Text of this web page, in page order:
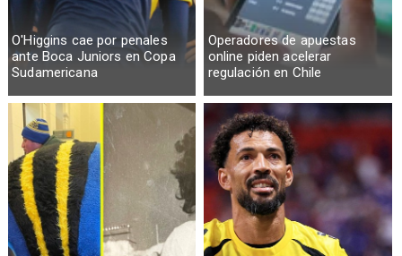
O'Higgins cae por penales
ante Boca Juniors en Copa
Sudamericana
Operadores de apuestas
online piden acelerar
regulación en Chile